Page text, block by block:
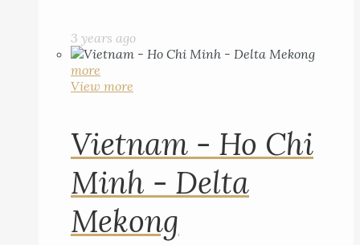
3 years ago
more
View more
Vietnam - Ho Chi
Minh - Delta
Mekong